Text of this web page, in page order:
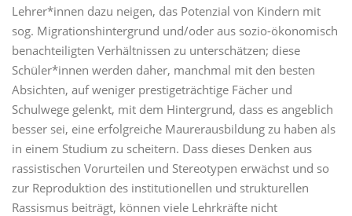
Lehrer*innen dazu neigen, das Potenzial von Kindern mit
sog. Migrationshintergrund und/oder aus sozio-ökonomisch
benachteiligten Verhältnissen zu unterschätzen; diese
Schüler*innen werden daher, manchmal mit den besten
Absichten, auf weniger prestigeträchtige Fächer und
Schulwege gelenkt, mit dem Hintergrund, dass es angeblich
besser sei, eine erfolgreiche Maurerausbildung zu haben als
in einem Studium zu scheitern. Dass dieses Denken aus
rassistischen Vorurteilen und Stereotypen erwächst und so
zur Reproduktion des institutionellen und strukturellen
Rassismus beiträgt, können viele Lehrkräfte nicht